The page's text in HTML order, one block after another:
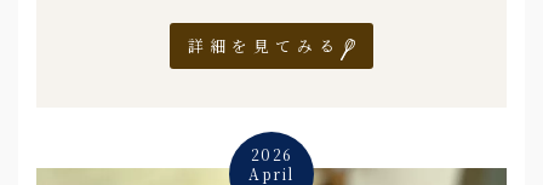
詳細を見てみる
2026
April